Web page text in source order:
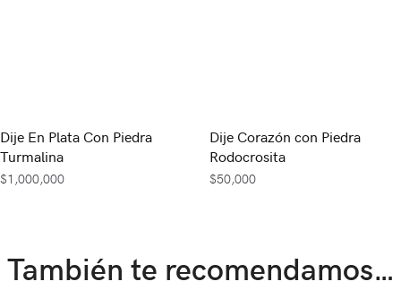
Dije En Plata Con Piedra
Turmalina
$1,000,000
Dije Corazón con Piedra
Rodocrosita
$50,000
También te recomendamos…